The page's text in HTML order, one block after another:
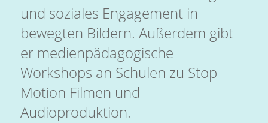
und soziales Engagement in
bewegten Bildern. Außerdem gibt
er medienpädagogische
Workshops an Schulen zu Stop
Motion Filmen und
Audioproduktion.